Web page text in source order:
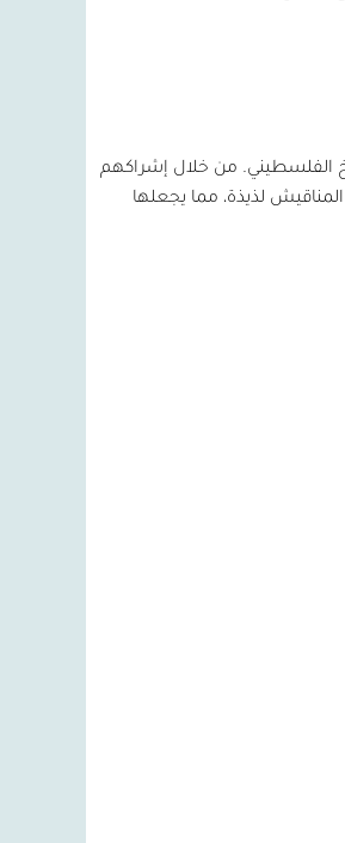
الفلسطيني. من خلال إشراكهم
لذيذة، مما يجعلها